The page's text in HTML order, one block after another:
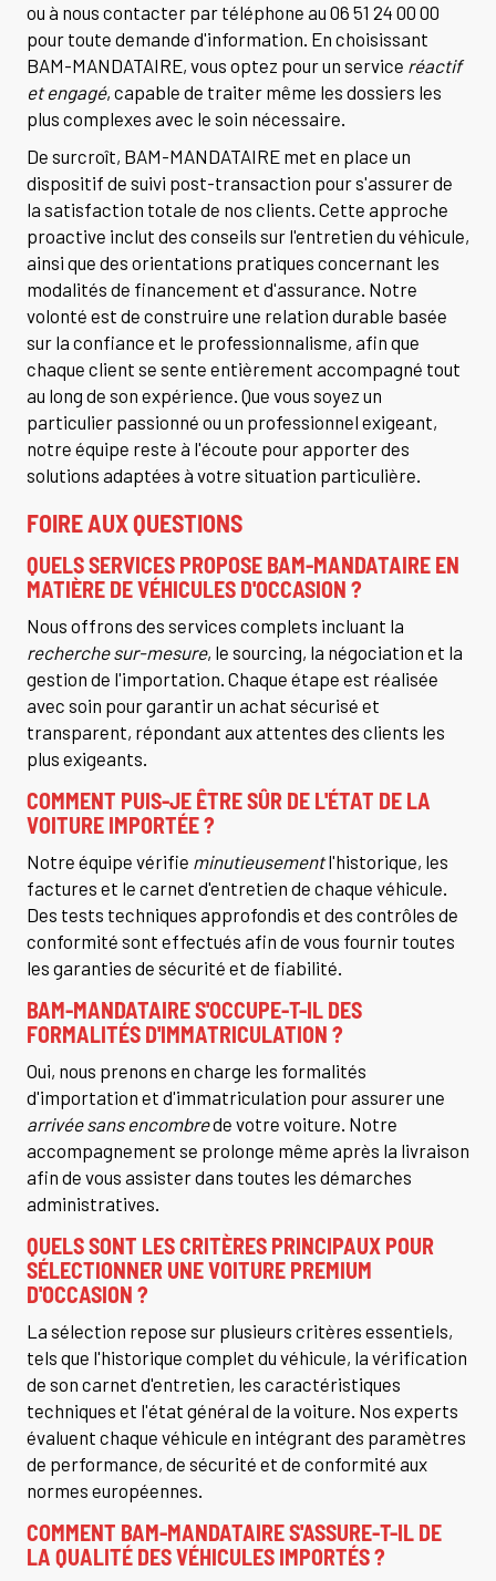
ou à nous contacter par téléphone au 06 51 24 00 00
pour toute demande d'information. En choisissant
BAM-MANDATAIRE, vous optez pour un service réactif
et engagé, capable de traiter même les dossiers les
plus complexes avec le soin nécessaire.
De surcroît, BAM-MANDATAIRE met en place un
dispositif de suivi post-transaction pour s'assurer de
la satisfaction totale de nos clients. Cette approche
proactive inclut des conseils sur l'entretien du véhicule,
ainsi que des orientations pratiques concernant les
modalités de financement et d'assurance. Notre
volonté est de construire une relation durable basée
sur la confiance et le professionnalisme, afin que
chaque client se sente entièrement accompagné tout
au long de son expérience. Que vous soyez un
particulier passionné ou un professionnel exigeant,
notre équipe reste à l'écoute pour apporter des
solutions adaptées à votre situation particulière.
FOIRE AUX QUESTIONS
QUELS SERVICES PROPOSE BAM-MANDATAIRE EN
MATIÈRE DE VÉHICULES D'OCCASION ?
Nous offrons des services complets incluant la
recherche sur-mesure, le sourcing, la négociation et la
gestion de l'importation. Chaque étape est réalisée
avec soin pour garantir un achat sécurisé et
transparent, répondant aux attentes des clients les
plus exigeants.
COMMENT PUIS-JE ÊTRE SÛR DE L'ÉTAT DE LA
VOITURE IMPORTÉE ?
Notre équipe vérifie minutieusementl'historique, les
factures et le carnet d'entretien de chaque véhicule.
Des tests techniques approfondis et des contrôles de
conformité sont effectués afin de vous fournir toutes
les garanties de sécurité et de fiabilité.
BAM-MANDATAIRE S'OCCUPE-T-IL DES
FORMALITÉS D'IMMATRICULATION ?
Oui, nous prenons en charge les formalités
d'importation et d'immatriculation pour assurer une
arrivée sans encombrede votre voiture. Notre
accompagnement se prolonge même après la livraison
afin de vous assister dans toutes les démarches
administratives.
QUELS SONT LES CRITÈRES PRINCIPAUX POUR
SÉLECTIONNER UNE VOITURE PREMIUM
D'OCCASION ?
La sélection repose sur plusieurs critères essentiels,
tels que l'historique complet du véhicule, la vérification
de son carnet d'entretien, les caractéristiques
techniques et l'état général de la voiture. Nos experts
évaluent chaque véhicule en intégrant des paramètres
de performance, de sécurité et de conformité aux
normes européennes.
COMMENT BAM-MANDATAIRE S'ASSURE-T-IL DE
LA QUALITÉ DES VÉHICULES IMPORTÉS ?